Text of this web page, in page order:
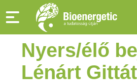
Nyers/élő
Lénárt